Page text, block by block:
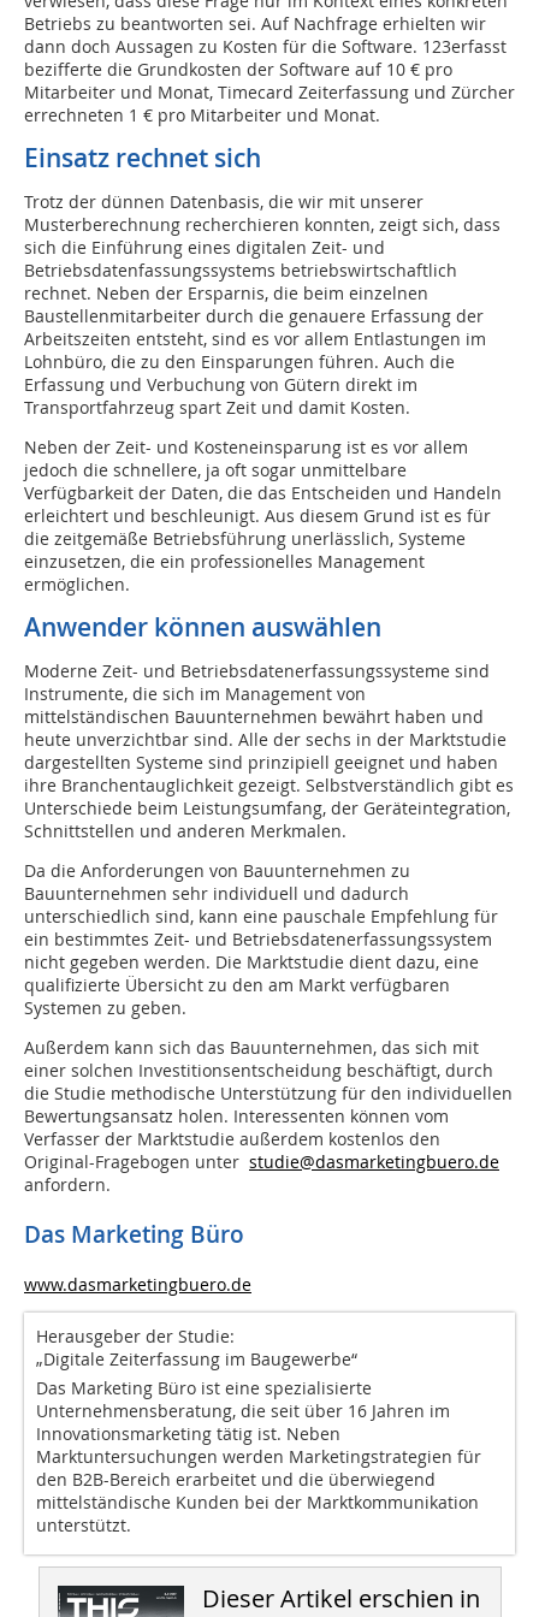
Betriebs zu beantworten sei. Auf Nachfrage erhielten wir
dann doch Aussagen zu Kosten für die Software. 123erfasst
bezifferte die Grundkosten der Software auf 10 € pro
Mitarbeiter und Monat, Timecard Zeiterfassung und Zürcher
errechneten 1 € pro Mitarbeiter und Monat.
Einsatz rechnet sich
Trotz der dünnen Datenbasis, die wir mit unserer
Musterberechnung recherchieren konnten, zeigt sich, dass
sich die Einführung eines digitalen Zeit- und
Betriebsdatenfassungssystems betriebswirtschaftlich
rechnet. Neben der Ersparnis, die beim einzelnen
Baustellenmitarbeiter durch die genauere Erfassung der
Arbeitszeiten entsteht, sind es vor allem Entlastungen im
Lohnbüro, die zu den Einsparungen führen. Auch die
Erfassung und Verbuchung von Gütern direkt im
Transportfahrzeug spart Zeit und damit Kosten.
Neben der Zeit- und Kosteneinsparung ist es vor allem
jedoch die schnellere, ja oft sogar unmittelbare
Verfügbarkeit der Daten, die das Entscheiden und Handeln
erleichtert und beschleunigt. Aus diesem Grund ist es für
die zeitgemäße Betriebsführung unerlässlich, Systeme
einzusetzen, die ein professionelles Management
ermöglichen.
Anwender können auswählen
Moderne Zeit- und Betriebsdatenerfassungssysteme sind
Instrumente, die sich im Management von
mittelständischen Bauunternehmen bewährt haben und
heute unverzichtbar sind. Alle der sechs in der Marktstudie
dargestellten Systeme sind prinzipiell geeignet und haben
ihre Branchentauglichkeit gezeigt. Selbstverständlich gibt es
Unterschiede beim Leistungsumfang, der Geräteintegration,
Schnittstellen und anderen Merkmalen.
Da die Anforderungen von Bauunternehmen zu
Bauunternehmen sehr individuell und dadurch
unterschiedlich sind, kann eine pauschale Empfehlung für
ein bestimmtes Zeit- und Betriebsdatenerfassungssystem
nicht gegeben werden. Die Marktstudie dient dazu, eine
qualifizierte Übersicht zu den am Markt verfügbaren
Systemen zu geben.
Außerdem kann sich das Bauunternehmen, das sich mit
einer solchen Investitionsentscheidung beschäftigt, durch
die Studie methodische Unterstützung für den individuellen
Bewertungsansatz holen. Interessenten können vom
Verfasser der Marktstudie außerdem kostenlos den
Original-Fragebogen unter studie@dasmarketingbuero.de
anfordern.
Das Marketing Büro
www.dasmarketingbuero.de
Herausgeber der Studie:
„Digitale Zeiterfassung im Baugewerbe“
Das Marketing Büro ist eine spezialisierte
Unternehmensberatung, die seit über 16 Jahren im
Innovationsmarketing tätig ist. Neben
Marktuntersuchungen werden Marketingstrategien für
den B2B-Bereich erarbeitet und die überwiegend
mittelständische Kunden bei der Marktkommunikation
unterstützt.
Dieser Artikel erschien in